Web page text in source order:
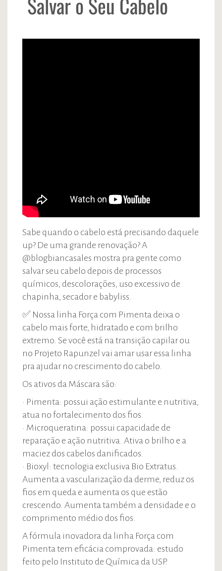
Sabe quando o cabelo está precisando daquele
up? De uma grande renovação? A
@blogbiancasales mostra pra gente como
salvar seu cabelo depois de processos
químicos, descolorações, uso excessivo de
chapinha, secador e babyliss.
✅ Nossa linha Força com Pimenta deixa o
cabelo mais forte, hidratado e com brilho
extremo. Se você está na transição capilar ou
no Projeto Rapunzel vai amar usar essa linha
pra ajudar no crescimento do cabelo.
Os ativos da Máscara são:
• Pimenta: possui ação estimulante e nutritiva,
atua no fortalecimento dos fios.
• Microqueratina: possui capacidade de
reparação e ação nutritiva. Ativa o brilho e a
maciez dos cabelos danificados.
• Bioxyl: tecnologia exclusiva Bio Extratus.
Aumenta a vascularização da derme, reduz os
fios em queda e aumenta os que estão
crescendo. Aumenta também a densidade e o
comprimento médio dos fios.
A fórmula inovadora da linha Força com
Pimenta tem eficácia comprovada: estudo
feito pelo Instituto de Química da USP.